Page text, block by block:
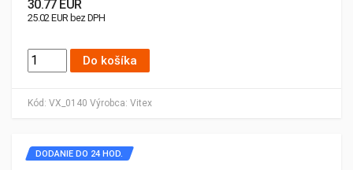
Kód: VX_0140 Výrobca: Vitex
30.77 EUR
25.02 EUR bez DPH
Do košíka
DODANIE DO 24 HOD.